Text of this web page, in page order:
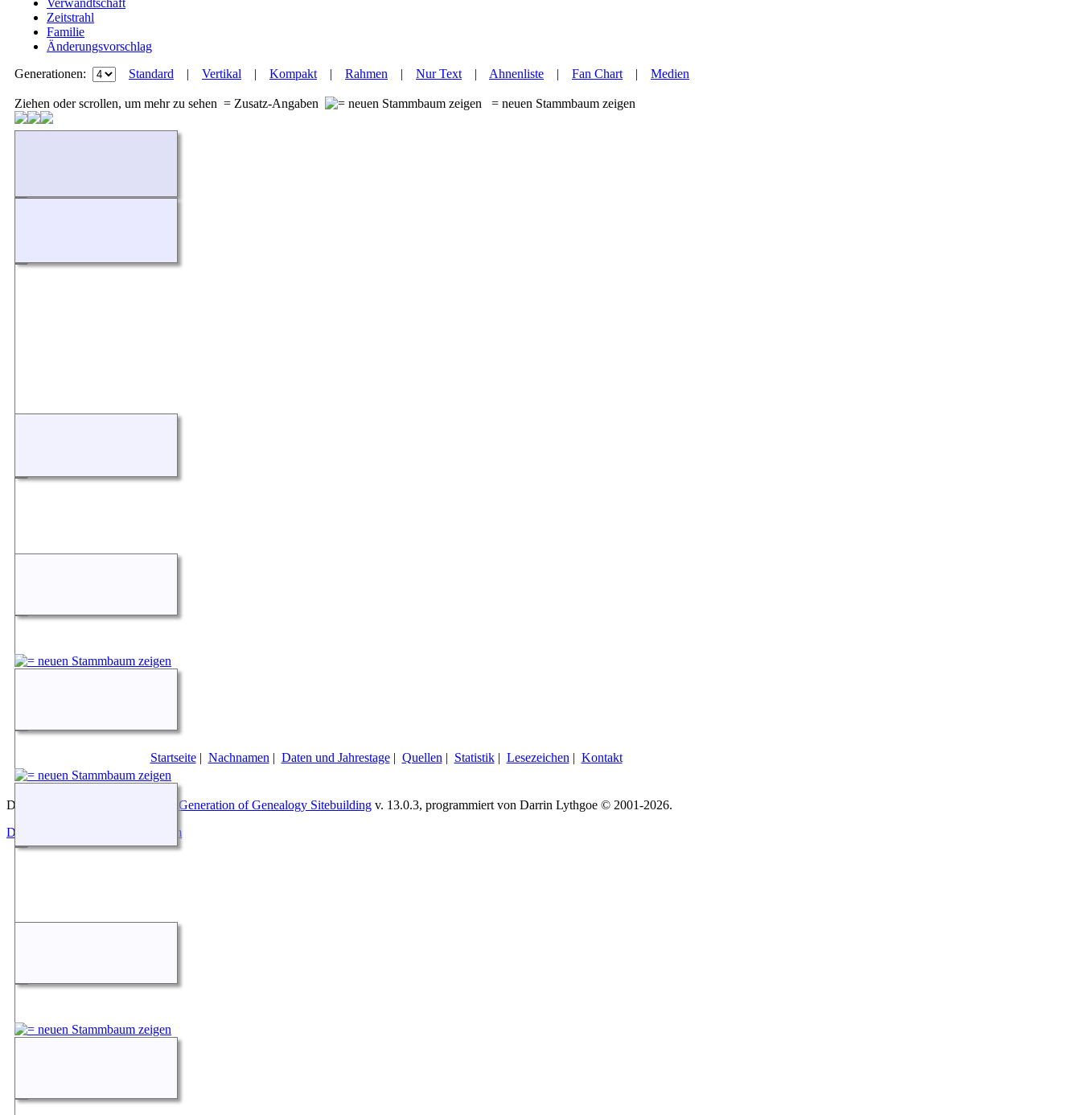
Verwandtschaft
Zeitstrahl
Familie
Änderungsvorschlag
Generationen:
Standard | Vertikal | Kompakt| Rahmen | Nur Text| Ahnenliste | Fan Chart| Medien
Ziehen oder scrollen, um mehr zu sehen = Zusatz-Angaben = neuen Stammbaum zeigen
Startseite| Nachnamen | Daten und Jahrestage| Quellen | Statistik| Lesezeichen | Kontakt
Diese Website läuft mit The Next Generation of Genealogy Sitebuilding v. 13.0.3, programmiert von Darrin Lythgoe © 2001-2026.
Datenschutzerklärung
Impressum